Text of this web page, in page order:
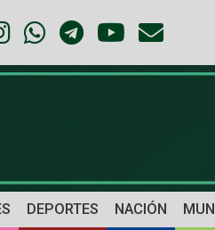
DEPORTES NACIÓN